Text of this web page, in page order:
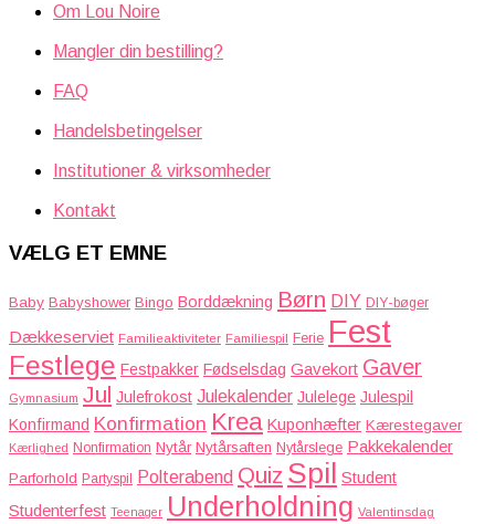
Om Lou Noire
Mangler din bestilling?
FAQ
Handelsbetingelser
Institutioner & virksomheder
Kontakt
VÆLG ET EMNE
Baby Babyshower Bingo Borddækning Børn DIY DIY-bøger
Dækkeserviet Familieaktiviteter Familiespil Ferie Fest
Festlege Festpakker Fødselsdag Gavekort Gaver
Gymnasium Jul Julefrokost Julekalender Julelege Julespil
Konfirmand Konfirmation Krea Kuponhæfter Kærestegaver
Kærlighed Nonfirmation Nytår Nytårsaften Nytårslege Pakkekalender
Parforhold Partyspil Polterabend Quiz Spil Student
Studenterfest Teenager Underholdning Valentinsdag